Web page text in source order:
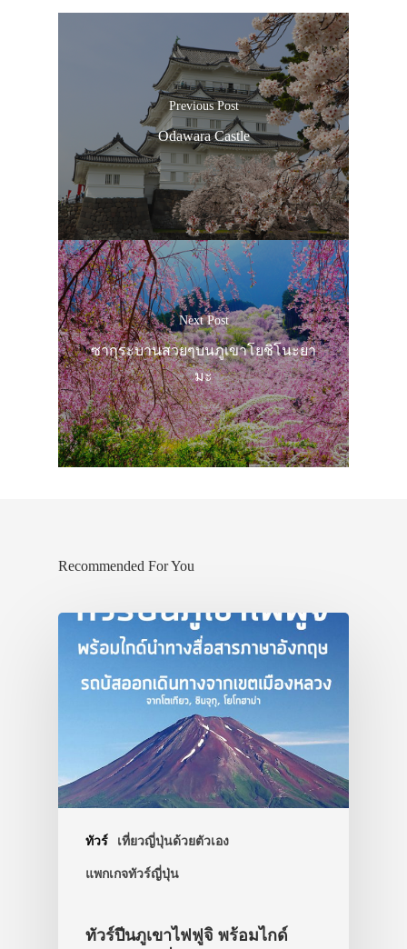
Previous Post
Odawara Castle
Next Post
ซากุระบานสวยๆบนภูเขาโยชิโนะยา
มะ
Recommended For You
ทัวร์ เที่ยวญี่ปุ่นด้วยตัวเอง
แพกเกจทัวร์ญี่ปุ่น
ทัวร์ปีนภูเขาไฟฟูจิ พร้อมไกด์
ประเทศญี่ปุ่น
เที่ยวญี่ปุ่นด้ว
เอง
รถบัส
เดินทาง
ทัวร์
ที่พัก
สาระน่ารู้
VIDEO